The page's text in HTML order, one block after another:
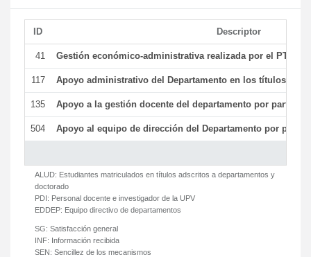
ID Descriptor
41 Gestión económico-administrativa realizada por el PTGAS
117 Apoyo administrativo del Departamento en los títulos de
135 Apoyo a la gestión docente del departamento por parte
504 Apoyo al equipo de dirección del Departamento por parte
ALUD: Estudiantes matriculados en títulos adscritos a departamentos y
doctorado
PDI: Personal docente e investigador de la UPV
EDDEP: Equipo directivo de departamentos
SG: Satisfacción general
INF: Información recibida
SEN: Sencillez de los mecanismos